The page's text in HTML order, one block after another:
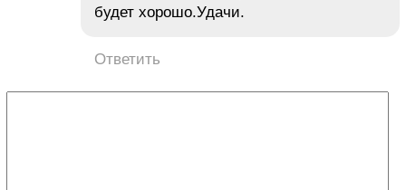
будет хорошо.Удачи.
Ответить